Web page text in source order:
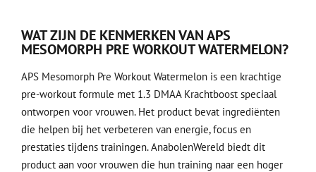
WAT ZIJN DE KENMERKEN VAN APS
MESOMORPH PRE WORKOUT WATERMELON?
APS Mesomorph Pre Workout Watermelon is een krachtige
pre-workout formule met 1.3 DMAA Krachtboost speciaal
ontworpen voor vrouwen. Het product bevat ingrediënten
die helpen bij het verbeteren van energie, focus en
prestaties tijdens trainingen. AnabolenWereld biedt dit
product aan voor vrouwen die hun training naar een hoger